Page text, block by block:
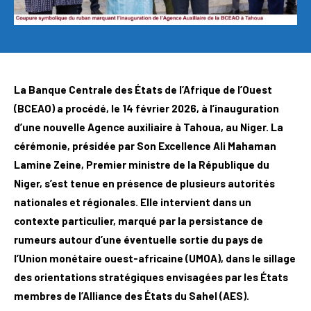
La Banque Centrale des États de l’Afrique de l’Ouest
(BCEAO) a procédé, le 14 février 2026, à l’inauguration
d’une nouvelle Agence auxiliaire à Tahoua, au Niger. La
cérémonie, présidée par Son Excellence Ali Mahaman
Lamine Zeine, Premier ministre de la République du
Niger, s’est tenue en présence de plusieurs autorités
nationales et régionales. Elle intervient dans un
contexte particulier, marqué par la persistance de
rumeurs autour d’une éventuelle sortie du pays de
l’Union monétaire ouest-africaine (UMOA), dans le sillage
des orientations stratégiques envisagées par les États
membres de l’Alliance des États du Sahel (AES).